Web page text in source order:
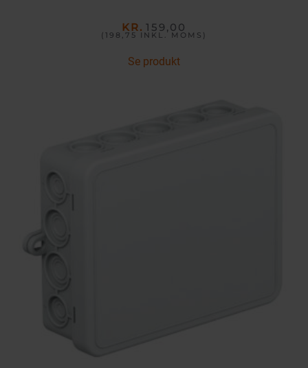
KR. 159,00
(198,75 INKL. MOMS )
Se produkt